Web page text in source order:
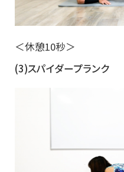
＜休憩10秒＞
(3)スパイダープランク